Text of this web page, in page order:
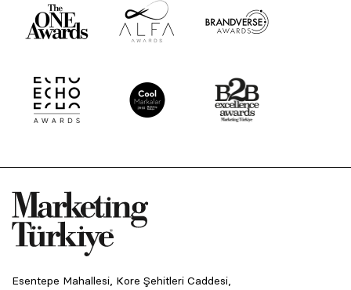
Esentepe Mahallesi, Kore Şehitleri Caddesi,